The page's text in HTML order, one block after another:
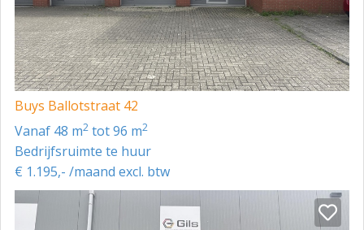
Buys Ballotstraat 42
vanaf 48 m2 tot 96 m2
Bedrijfsruimte te huur
€ 1.195,- /maand excl. btw